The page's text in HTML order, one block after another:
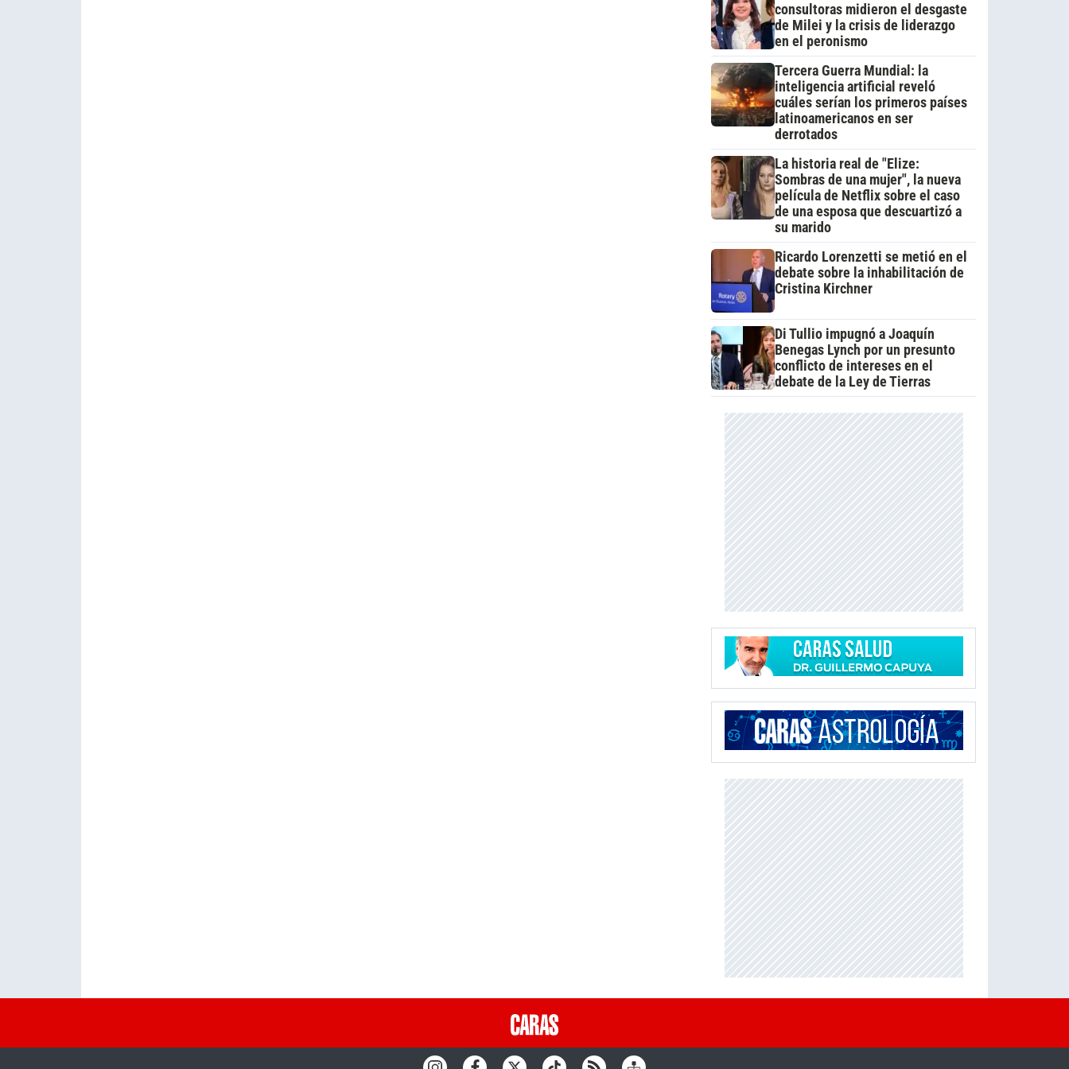
consultoras midieron el desgaste
de Milei y la crisis de liderazgo
en el peronismo
Tercera Guerra Mundial: la
inteligencia artificial reveló
cuáles serían los primeros países
latinoamericanos en ser
derrotados
La historia real de "Elize:
Sombras de una mujer", la nueva
película de Netflix sobre el caso
de una esposa que descuartizó a
su marido
Ricardo Lorenzetti se metió en el
debate sobre la inhabilitación de
Cristina Kirchner
Di Tullio impugnó a Joaquín
Benegas Lynch por un presunto
conflicto de intereses en el
debate de la Ley de Tierras